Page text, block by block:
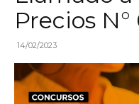
Precios
14/02/2023